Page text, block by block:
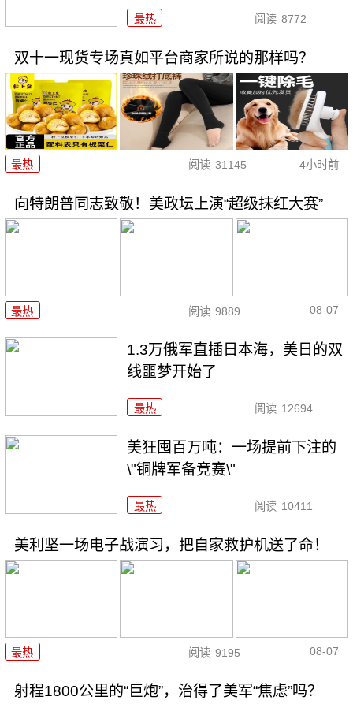
最热 阅读 8772
双十一现货专场真如平台商家所说的那样吗？
最热 阅读 31145 4小时前
向特朗普同志致敬！美政坛上演“超级抹红大赛”
最热 阅读 9889 08-07
1.3万俄军直插日本海，美日的双
线噩梦开始了
最热 阅读 12694
美狂囤百万吨：一场提前下注的
\"铜牌军备竞赛\"
最热 阅读 10411
美利坚一场电子战演习，把自家救护机送了命！
最热 阅读 9195 08-07
射程1800公里的“巨炮”，治得了美军“焦虑”吗？